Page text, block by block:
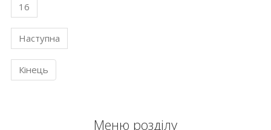
Меню розділу
16
Наступна
Кінець